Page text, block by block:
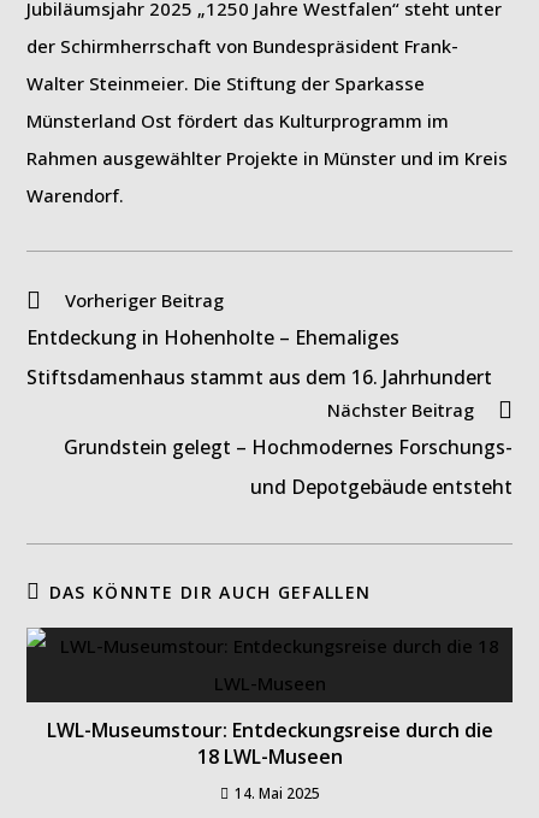
Jubiläumsjahr 2025 „1250 Jahre Westfalen“ steht unter
der Schirmherrschaft von Bundespräsident Frank-
Walter Steinmeier. Die Stiftung der Sparkasse
Münsterland Ost fördert das Kulturprogramm im
Rahmen ausgewählter Projekte in Münster und im Kreis
Warendorf.
Weitere
ansehen
Vorheriger Beitrag
Entdeckung in Hohenholte – Ehemaliges
Stiftsdamenhaus stammt aus dem 16. Jahrhundert
Nächster Beitrag
Grundstein gelegt – Hochmodernes Forschungs-
und Depotgebäude entsteht
DAS KÖNNTE DIR AUCH GEFALLEN
LWL-Museumstour: Entdeckungsreise durch die
18 LWL-Museen
14. Mai 2025